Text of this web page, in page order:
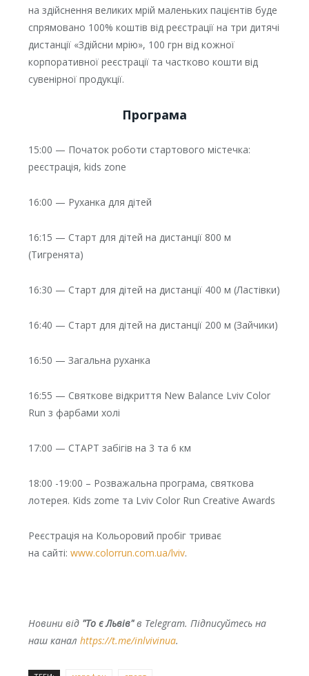
на здійснення великих мрій маленьких пацієнтів буде
спрямовано 100% коштів від реєстрації на три дитячі
дистанції «Здійсни мрію», 100 грн від кожної
корпоративної реєстрації та частково кошти від
сувенірної продукції.
Програма
15:00 — Початок роботи стартового містечка:
реєстрація, kids zone
16:00 — Руханка для дітей
16:15 — Старт для дітей на дистанції 800 м
(Тигренята)
16:30 — Старт для дітей на дистанції 400 м (Ластівки)
16:40 — Старт для дітей на дистанції 200 м (Зайчики)
16:50 — Загальна руханка
16:55 — Святкове відкриття New Balance Lviv Color
Run з фарбами холі
17:00 — СТАРТ забігів на 3 та 6 км
18:00 -19:00 – Розважальна програма, святкова
лотерея. Kids zome та Lviv Color Run Creative Awards
Реєстрація на Кольоровий пробіг триває
на сайті: www.colorrun.com.ua/lviv.
Новини від "То є Львів"в Telegram. Підписуйтесь на
наш канал https://t.me/inlvivinua.